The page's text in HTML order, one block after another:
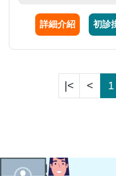
詳細介紹 初診
|< < 1